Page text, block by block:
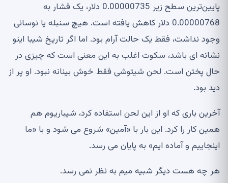
پایین‌ترین سطح زیر 0.00000735 دلار، یک فشار به
0.00000768 دلار کاهش یافته است. هیچ سنبله یا نوسانی
وجود نداشت، فقط یک حالت آرام بود. اما اگر تاریخ شیبا اینو
نشانه ای باشد، سکوت اغلب به این معنی است که چیزی در
حال پختن است. لحن شیتوشی فقط خوش بینانه نبود. او پر از
دید بود.
آخرین باری که او از این لحن استفاده کرد، شیباریوم هم
همین کار را کرد. این بار با «آمین» شروع می شود و با «ما
اینجاییم و آماده ایم» به پایان می رسد.
هر چه هست دیگر شبیه میم به نظر نمی رسد.